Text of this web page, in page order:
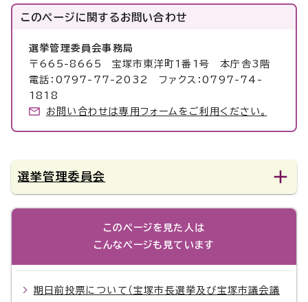
このページに関するお問い合わせ
選挙管理委員会事務局
〒665-8665 宝塚市東洋町1番1号 本庁舎3階
電話：0797-77-2032 ファクス：0797-74-
1818
お問い合わせは専用フォームをご利用ください。
選挙管理委員会
このページを見た人は
こんなページも見ています
期日前投票について（宝塚市長選挙及び宝塚市議会議